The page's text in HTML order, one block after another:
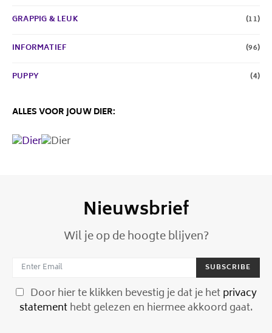
GRAPPIG & LEUK (11)
INFORMATIEF (96)
PUPPY (4)
ALLES VOOR JOUW DIER:
Nieuwsbrief
Wil je op de hoogte blijven?
SUBSCRIBE
Door hier te klikken bevestig je dat je hetprivacy
statementhebt gelezen en hiermee akkoord gaat.